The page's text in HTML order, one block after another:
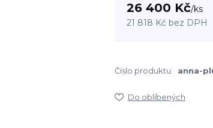
26 400 Kč/ks
21 818 Kč bez DPH
Číslo produktu: anna-
Do oblíbených